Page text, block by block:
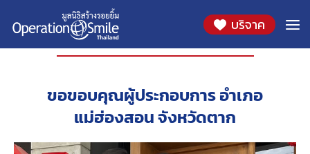
บริจาค
องค์กรที่ร่วมสนับสนุน
ขอขอบคุณผู้ประกอบการ อำเภอ
แม่ฮ่องสอน จังหวัดตาก